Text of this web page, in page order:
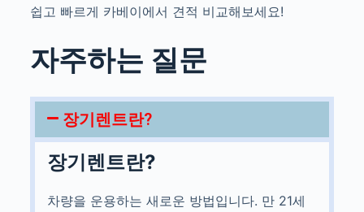
쉽고 빠르게 카베이에서 견적 비교해보세요!
자주하는 질문
장기렌트란?
장기렌트란?
차량을 운용하는 새로운 방법입니다. 만 21세